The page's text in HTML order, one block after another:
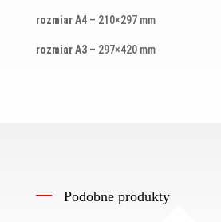
rozmiar A4– 210×297 mm
rozmiar A3– 297×420 mm
Podobne produkty